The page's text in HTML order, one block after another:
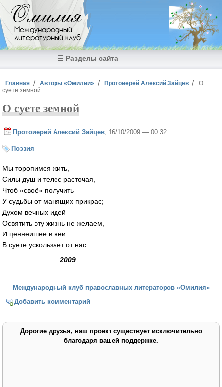
Перейти к основному содержанию
Омилия
Международный
литературный клуб
☰ Разделы сайта
Вы здесь
Главная Авторы «Омилии» Протоиерей Алексий Зайцев
О
суете земной
О суете земной
Протоиерей Алексий Зайцев , 16/10/2009 — 00:32
Поэзия
Мы торопимся жить,
Силы душ и телéс расточая,–
Чтоб «своё» получить
У судьбы от манящих прикрас;
Духом вечных идей
Освятить эту жизнь не желаем,–
И ценнейшее в ней
В суете ускользает от нас.
2009
Международный клуб православных литераторов «Омилия»
Добавить комментарий
Дорогие друзья, наш проект существует исключительно
благодаря вашей поддержке.